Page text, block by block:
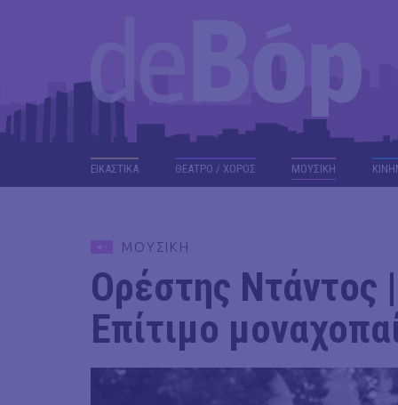
ΕΙΚΑΣΤΙΚΑ ΘΕΑΤΡΟ / ΧΟΡΟΣ ΜΟΥΣΙΚΗ
ΜΟΥΣΙΚΗ
Ορέστης Ντάντος
Επίτιμο